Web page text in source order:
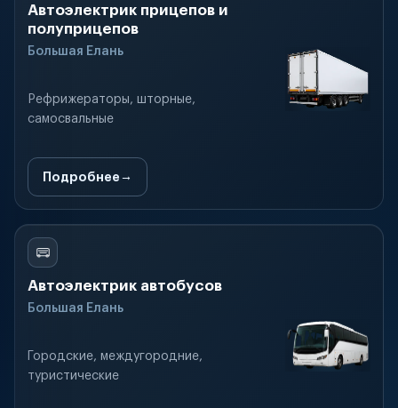
Автоэлектрик прицепов и
полуприцепов
Большая Елань
Рефрижераторы, шторные,
самосвальные
Подробнее
Автоэлектрик автобусов
Большая Елань
Городские, междугородние,
туристические